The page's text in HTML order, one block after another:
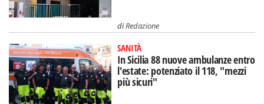
diRedazione
SANITÀ
In Sicilia 88 nuove ambulanze entro
l'estate: potenziato il 118, "mezzi
più sicuri"